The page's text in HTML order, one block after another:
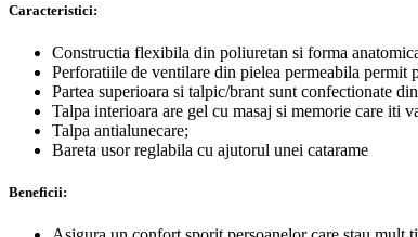
Caracteristici:
Constructia flexibila din poliuretan si forma
Perforatiile de ventilare din pielea permeabila permit
Partea superioara si talpic/brant sunt confectionate
Talpa interioara are gel cu masaj si memorie care iti
Talpa antialunecare;
Bareta usor reglabila cu ajutorul unei catarame
Beneficii: